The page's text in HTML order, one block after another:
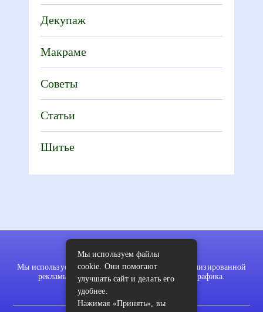
Декупаж
Макраме
Советы
Статьи
Шитье
Мы используем файлы cookie для показа персонализированной
рекламы и/или контента и анализа нашего трафика.
Мы используем файлы
cookie. Они помогают
улучшать сайт и делать его
удобнее.
Нажимая «Принять», вы